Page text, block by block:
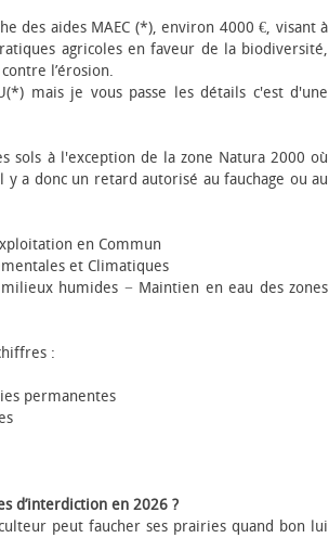
des aides MAEC (*), environ 4000 €, visant à
agricoles en faveur de la biodiversité,
l’érosion.
mais je vous passe les détails c'est d'une
sols à l'exception de la zone Natura 2000 où
a donc un retard autorisé au fauchage ou au
en Commun
et Climatiques
humides − Maintien en eau des zones
:
permanentes
d’interdiction en 2026 ?
peut faucher ses prairies quand bon lui